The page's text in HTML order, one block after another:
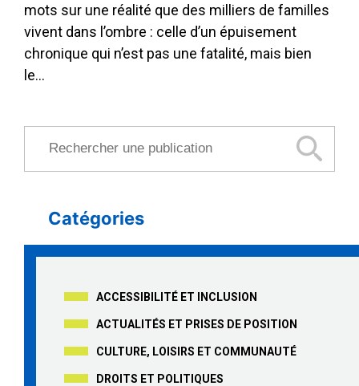
mots sur une réalité que des milliers de familles
vivent dans l’ombre : celle d’un épuisement
chronique qui n’est pas une fatalité, mais bien
le…
Catégories
ACCESSIBILITÉ ET INCLUSION
ACTUALITÉS ET PRISES DE POSITION
CULTURE, LOISIRS ET COMMUNAUTÉ
DROITS ET POLITIQUES